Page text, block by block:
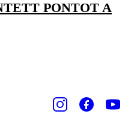
PONTOT A